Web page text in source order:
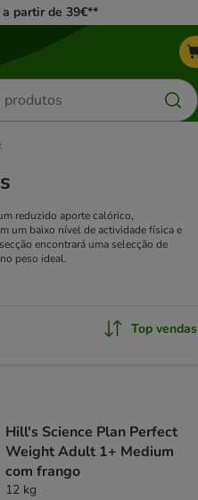
a partir de 39€**
reduzido aporte calórico,
um baixo nível de actividade física e
encontrará uma selecção de
peso ideal.
Top vendas
Hill's Science Plan Perfect
Weight Adult 1+ Medium
com frango
12 kg